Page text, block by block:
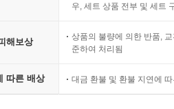
우, 세트 상품 전부 및 세트
해보상
상품의 불량에 의한 반품,
준하여 처리됨
따른 배상 대금 환불 및 환불 지연에